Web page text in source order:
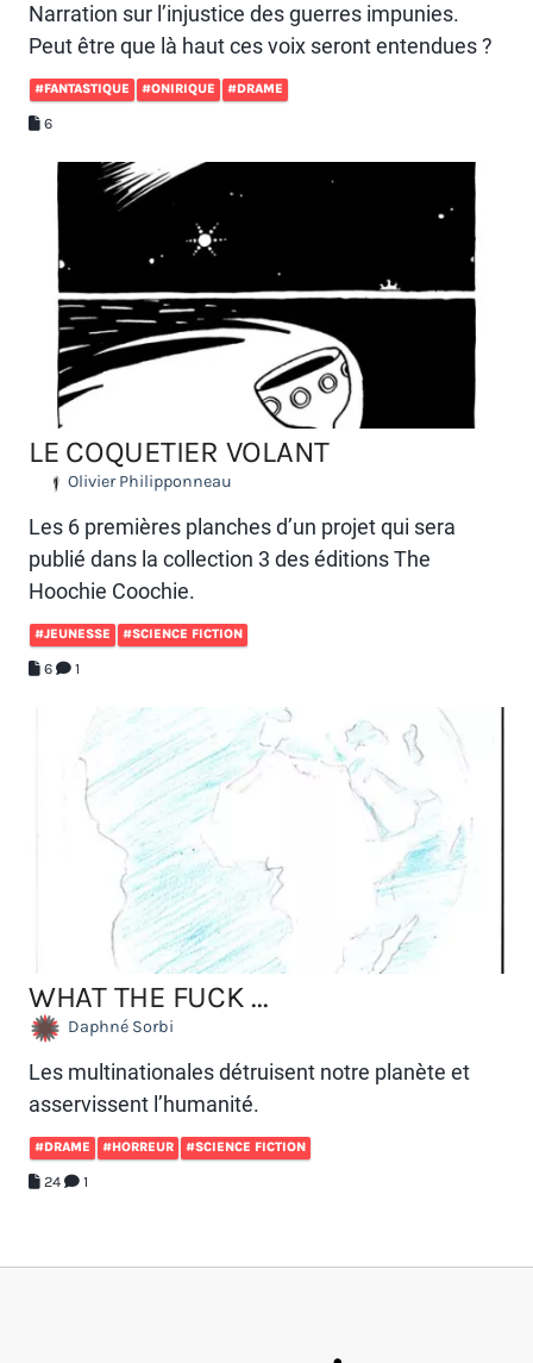
Narration sur l’injustice des guerres impunies.
Peut être que là haut ces voix seront entendues ?
#FANTASTIQUE #ONIRIQUE #DRAME
6
LE COQUETIER VOLANT
Olivier Philipponneau
Les 6 premières planches d’un projet qui sera
publié dans la collection 3 des éditions The
Hoochie Coochie.
#JEUNESSE #SCIENCE FICTION
6 1
WHAT THE FUCK ...
Daphné Sorbi
Les multinationales détruisent notre planète et
asservissent l’humanité.
#DRAME #HORREUR #SCIENCE FICTION
24 1